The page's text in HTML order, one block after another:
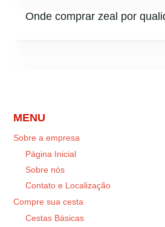
Onde comprar zeal por
MENU
Sobre a empresa
Página Inicial
Sobre nós
Contato e Localização
Compre sua cesta
Cestas Básicas